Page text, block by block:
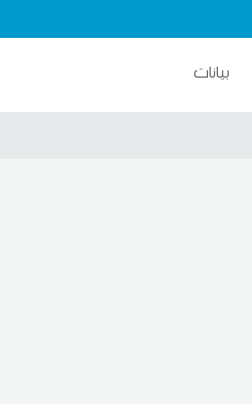
بيانات